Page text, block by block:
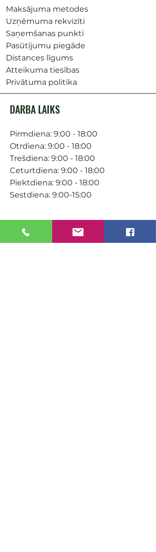
Maksājuma metodes
Uzņēmuma rekvizīti
Saņemšanas punkti
Pasūtījumu piegāde
Distances līgums
Atteikuma tiesības
Privātuma politika
DARBA LAIKS
Pirmdiena: 9:00 - 18:00
Otrdiena: 9:00 - 18:00
Trešdiena: 9:00 - 18:00
Ceturtdiena: 9:00 - 18:00
Piektdiena: 9:00 - 18:00
Sestdiena: 9:00-15:00
KONTAKTI